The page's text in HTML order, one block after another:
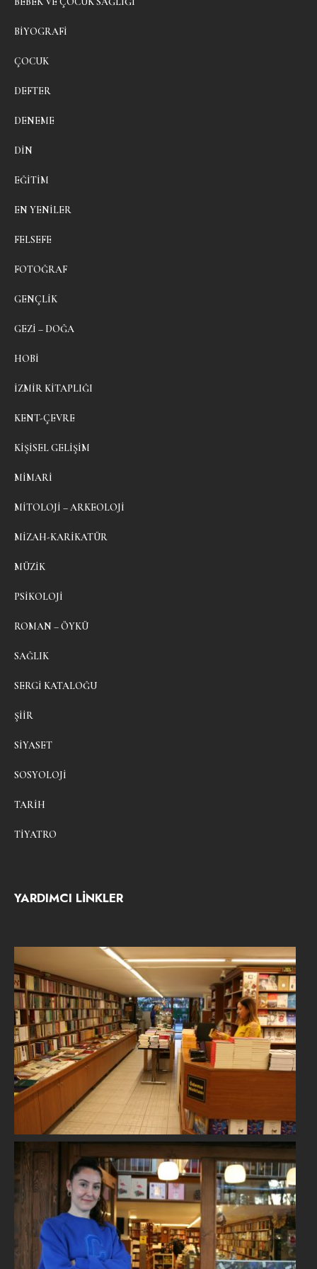
BIYOGRAFI
ÇOCUK
DEFTER
DENEME
DIN
EĞITIM
EN YENILER
FELSEFE
FOTOĞRAF
GENÇLIK
GEZI – DOĞA
HOBI
İZMIR KITAPLIĞI
KENT-ÇEVRE
KIŞISEL GELIŞIM
MIMARI
MITOLOJI – ARKEOLOJI
MIZAH-KARIKATÜR
MÜZIK
PSIKOLOJI
ROMAN – ÖYKÜ
SAĞLIK
SERGI KATALOĞU
ŞIIR
SIYASET
SOSYOLOJI
TARIH
TIYATRO
YARDIMCI LİNKLER